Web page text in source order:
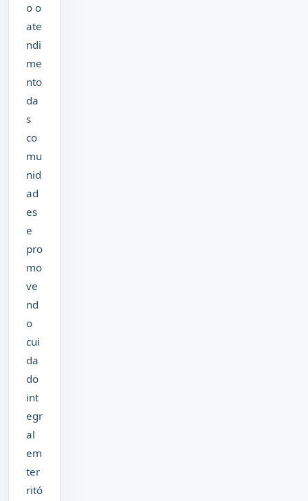
o o
ate
ndi
me
nto
da
s
co
mu
nid
ad
es
e
pro
mo
ve
nd
o
cui
da
do
int
egr
al
em
ter
ritó